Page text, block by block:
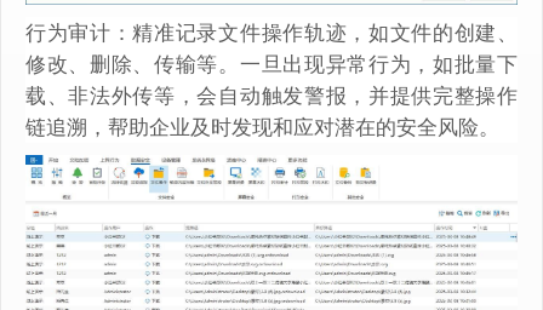
行为审计：精准记录文件操作轨迹，如文件的创建、
修改、删除、传输等。一旦出现异常行为，如批量下
载、非法外传等，会自动触发警报，并提供完整操作
链追溯，帮助企业及时发现和应对潜在的安全风险。